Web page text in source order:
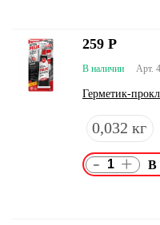
Арт.
В наличии
Герметик-
0,032 кг
259 Р
- +